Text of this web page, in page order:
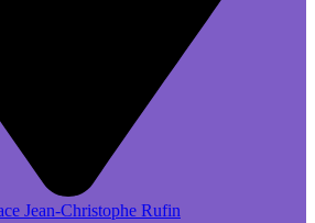
Jean-Christophe Rufin